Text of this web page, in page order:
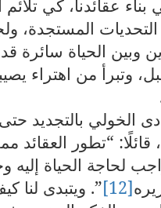
عقائدنا، كي تلائم
المستجدة،
وبين الحياة سائرة
وتبرأ من اهتراء
الخولي بالتجديد
قائلًا: “تطور العقائد
لحاجة الحياة إليه
.”[12]
ويتبدى لنا